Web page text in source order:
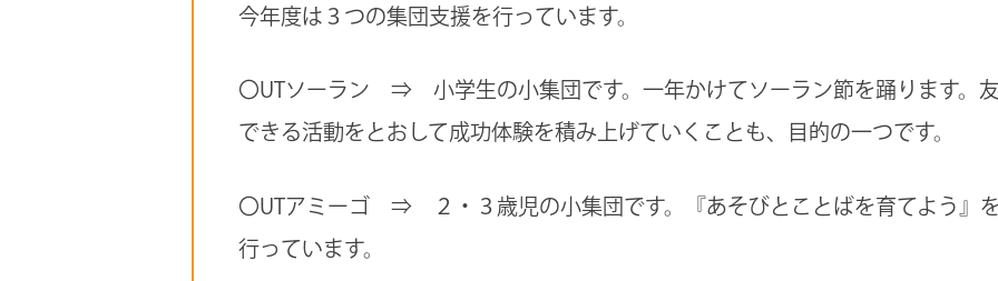
今年度は３つの集団支援を行っています。
〇UTソーラン ⇒ 小学生の小集団です。一年かけてソーラン節を踊ります。
できる活動をとおして成功体験を積み上げていくことも、目的の一つです。
〇UTアミーゴ ⇒ ２・３歳児の小集団です。『あそびとことばを育てよう』
行っています。